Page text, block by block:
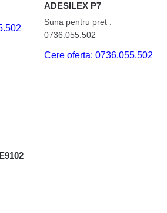
ADESILEX P7
Suna pentru pret :
0736.055.502
Cere oferta: 0736.055.502